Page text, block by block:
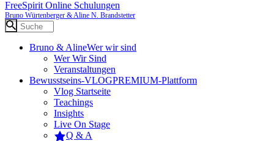
FreeSpirit Online Schulungen
Bruno Würtenberger & Aline N. Brandstetter
Bruno & AlineWer wir sind
Wer Wir Sind
Veranstaltungen
Bewusstseins-VLOGPREMIUM-Plattform
Vlog Startseite
Teachings
Insights
Live On Stage
Q & A